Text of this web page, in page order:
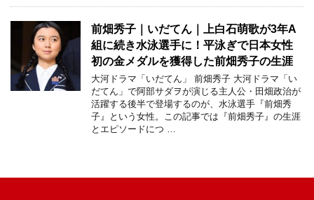
前畑秀子｜いだてん｜上白石萌歌が3年A
組に続き水泳選手に！平泳ぎで日本女性
初の金メダルを獲得した前畑秀子の生涯
大河ドラマ「いだてん」 前畑秀子 大河ドラマ「い
だてん」で阿部サダヲが演じる主人公・田畑政治が
活躍する後半で登場するのが、水泳選手『前畑秀
子』という女性。この記事では『前畑秀子』の生涯
とエピソードにつ …